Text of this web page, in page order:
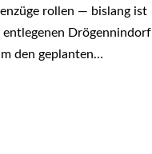
rollen — bislang ist
Drögennindorf
den geplanten…